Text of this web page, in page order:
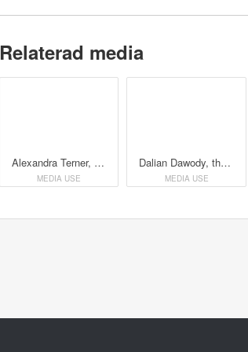
Relaterad media
Alexandra Terner, innebandyspelare och student vid civilingejörsprogrammet med inriktning industriell ekonomi.
MEDIA USE
Dalian Dawody, thaiboxare och student vid civilekonomprogrammet.
MEDIA USE